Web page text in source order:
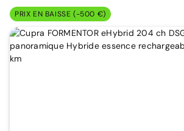
PRIX EN BAISSE (-500 €)